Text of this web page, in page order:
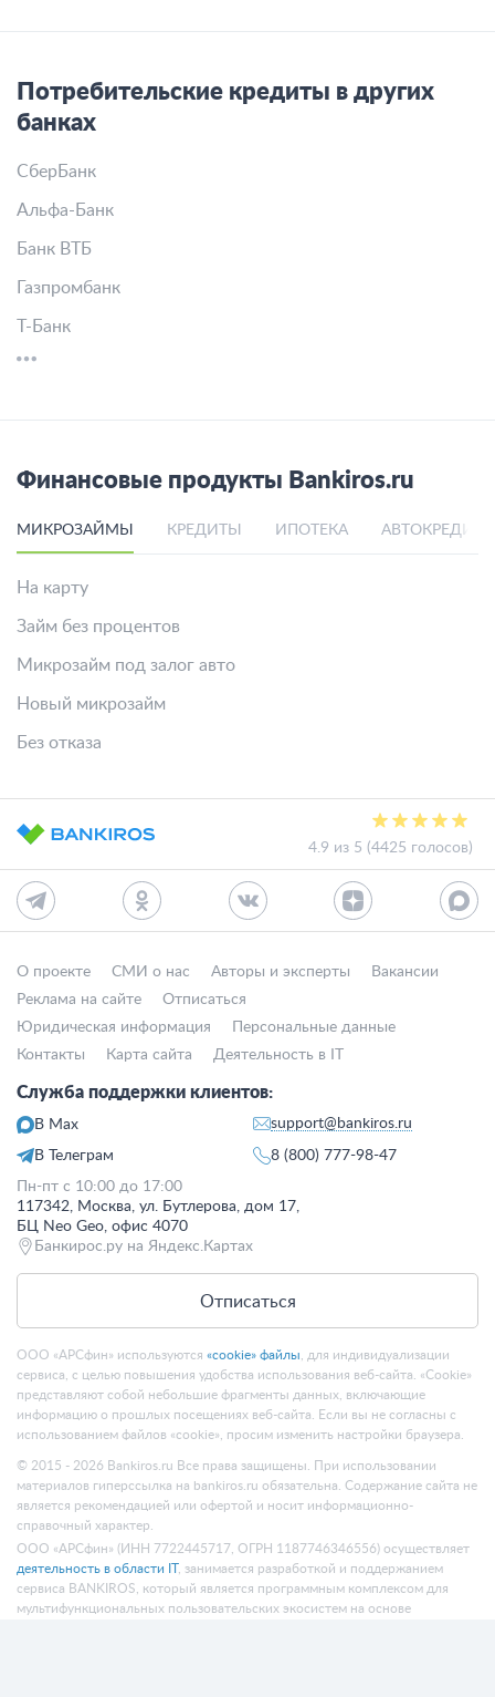
Потребительские кредиты в других
банках
СберБанк
Альфа-Банк
Банк ВТБ
Газпромбанк
Т-Банк
Финансовые продукты Bankiros.ru
МИКРОЗАЙМЫ КРЕДИТЫ ИПОТЕКА
На карту
Займ без процентов
Микрозайм под залог авто
Новый микрозайм
Без отказа
4.9 из 5 (4425 голосов)
О проекте СМИ о нас Авторы и эксперты
Вакансии
Реклама на сайте
Отписаться
Юридическая информация
Персональные данные
Контакты
Карта сайта Деятельность в IT
Служба поддержки клиентов:
В Max
В Телеграм
support@bankiros.ru
8 (800) 777-98-47
Пн-пт с 10:00 до 17:00
117342, Москва, ул. Бутлерова, дом 17,
БЦ Neo Geo, офис 4070
Банкирос.ру на Яндекс.Картах
Отписаться
ООО «АРСфин» используются «cookie» файлы , для индивидуализации
сервиса, с целью повышения удобства использования веб-сайта. «Cookie»
представляют собой небольшие фрагменты данных, включающие
информацию о прошлых посещениях веб-сайта. Если вы не согласны с
использованием файлов «cookie», просим изменить настройки браузера.
© 2015 - 2026 Bankiros.ru Все права защищены. При использовании
материалов гиперссылка на bankiros.ru обязательна. Содержание сайта не
является рекомендацией или офертой и носит информационно-
справочный характер.
ООО «АРСфин» (ИНН 7722445717, ОГРН 1187746346556) осуществляет
деятельность в области IT, занимается разработкой и поддержанием
сервиса BANKIROS, который является программным комплексом для
мультифункциональных пользовательских экосистем на основе